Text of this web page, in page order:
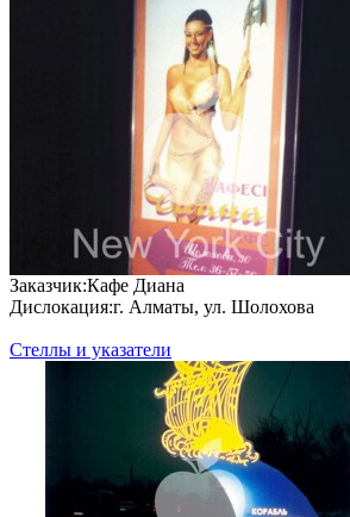
За­каз­чик:Кафе Диана
Дис­ло­кация:г. Алматы, ул. Шолохова
Стеллы и указатели